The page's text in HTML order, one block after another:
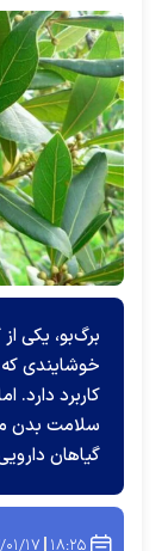
برگ‌بو، یکی
خوشایندی
کاربرد دارد.
سلامت بدن
گیاهان
۱۸:۲۵ ۱۴۰۲/